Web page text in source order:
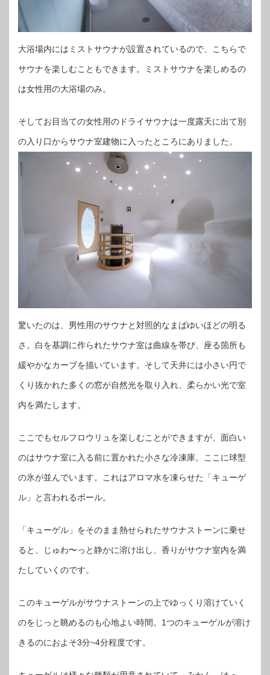
大浴場内にはミストサウナが設置されているので、こちらで
サウナを楽しむこともできます。ミストサウナを楽しめるの
は女性用の大浴場のみ。
そしてお目当ての女性用のドライサウナは一度露天に出て別
の入り口からサウナ室建物に入ったところにありました。
驚いたのは、男性用のサウナと対照的なまばゆいほどの明る
さ。白を基調に作られたサウナ室は曲線を帯び、座る箇所も
緩やかなカーブを描いています。そして天井には小さい円で
くり抜かれた多くの窓が自然光を取り入れ、柔らかい光で室
内を満たします。
ここでもセルフロウリュを楽しむことができますが、面白い
のはサウナ室に入る前に置かれた小さな冷凍庫。ここに球型
の氷が並んでいます。これはアロマ水を凍らせた「キューゲ
ル」と言われるボール。
「キューゲル」をそのまま熱せられたサウナストーンに乗せ
ると、じゅわ〜っと静かに溶け出し、香りがサウナ室内を満
たしていくのです。
このキューゲルがサウナストーンの上でゆっくり溶けていく
のをじっと眺めるのも心地よい時間。1つのキューゲルが溶け
きるのにおよそ3分~4分程度です。